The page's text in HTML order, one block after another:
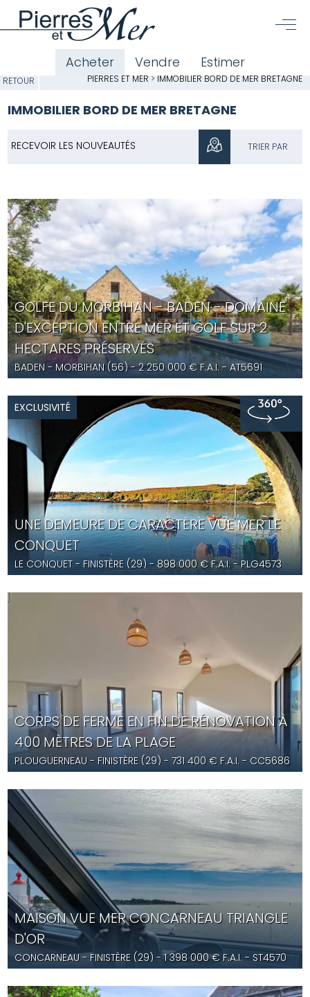
Acheter Vendre Estimer
RETOUR PIERRES ET MER > IMMOBILIER BORD DE MER BRETAGNE
IMMOBILIER BORD DE MER BRETAGNE
TRIER PAR
RECEVOIR LES NOUVEAUTÉS
GOLFE DU MORBIHAN - BADEN - DOMAINE
D'EXCEPTION ENTRE MER ET GOLF SUR 2
HECTARES PRÉSERVÉS
BADEN - MORBIHAN (56) -2 250 000€ F.A.I.- AT5691
UNE DEMEURE DE CARACTÈRE VUE MER LE
CONQUET
LE CONQUET- FINISTÈRE (29) -898 000€ F.A.I.- PLG4573
EXCLUSIVITÉ
CORPS DE FERME EN FIN DE RÉNOVATION À
400 MÈTRES DE LA PLAGE
PLOUGUERNEAU - FINISTÈRE (29) -731 400 € F.A.I. - CC5686
MAISON VUE MER CONCARNEAU TRIANGLE
D'OR
CONCARNEAU- FINISTÈRE (29) -1 398 000€ F.A.I. - ST4570